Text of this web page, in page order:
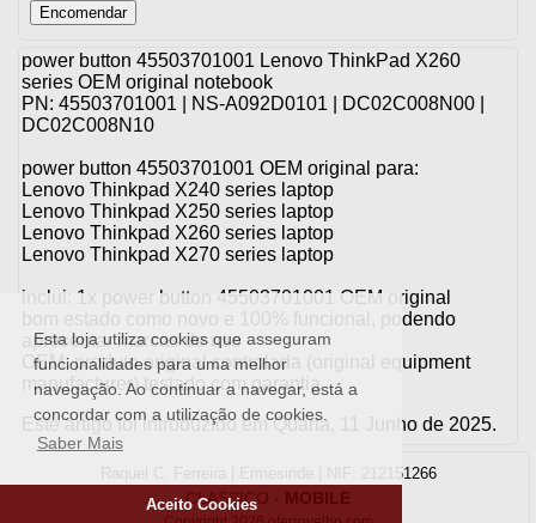
Esta loja utiliza cookies que asseguram
funcionalidades para uma melhor
navegação. Ao continuar a navegar, está a
concordar com a utilização de cookies.
Saber Mais
Aceito Cookies
power button 45503701001 Lenovo ThinkPad X260
series OEM original notebook
PN: 45503701001 | NS-A092D0101 | DC02C008N00 |
DC02C008N10
power button 45503701001 OEM original para:
Lenovo Thinkpad X240 series laptop
Lenovo Thinkpad X250 series laptop
Lenovo Thinkpad X260 series laptop
Lenovo Thinkpad X270 series laptop
inclui: 1x power button 45503701001 OEM original
bom estado como novo e 100% funcional, podendo
apresentar marcas de uso
OEM: produto original controlada (original equipment
manufacturer) testado com garantia
Este artigo foi introduzido em Quarta, 11 Junho de 2025.
Raquel C. Ferreira | Ermesinde | NIF: 212151266
CLASSICO - MOBILE